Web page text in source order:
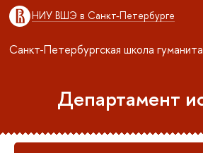
НИУ ВШЭ в Санкт-Петербурге
Санкт-Петербургская школа
Департамент